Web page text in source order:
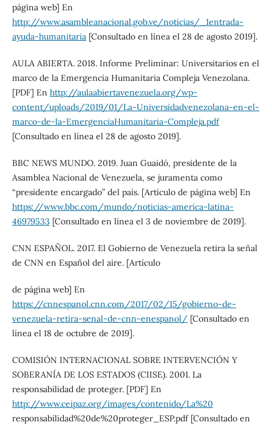
página web] En
http://www.asambleanacional.gob.ve/noticias/_1entrada-
ayuda-humanitaria[Consultado en línea el 28 de agosto 2019].
AULA ABIERTA. 2018. Informe Preliminar: Universitarios en el
marco de la Emergencia Humanitaria Compleja Venezolana.
[PDF] En http://aulaabiertavenezuela.org/wp-
content/uploads/2019/01/La-Universidadvenezolana-en-el-
marco-de-la-EmergenciaHumanitaria-Compleja.pdf
[Consultado en línea el 28 de agosto 2019].
BBC NEWS MUNDO. 2019. Juan Guaidó, presidente de la
Asamblea Nacional de Venezuela, se juramenta como
“presidente encargado” del país. [Artículo de página web] En
https://www.bbc.com/mundo/noticias-america-latina-
46979533 [Consultado en línea el 3 de noviembre de 2019].
CNN ESPAÑOL. 2017. El Gobierno de Venezuela retira la señal
de CNN en Español del aire. [Artículo
de página web] En
https://cnnespanol.cnn.com/2017/02/15/gobierno-de-
venezuela-retira-senal-de-cnn-enespanol/[Consultado en
línea el 18 de octubre de 2019].
COMISIÓN INTERNACIONAL SOBRE INTERVENCIÓN Y
SOBERANÍA DE LOS ESTADOS (CIISE). 2001. La
responsabilidad de proteger. [PDF] En
http://www.ceipaz.org/images/contenido/La%20
responsabilidad%20de%20proteger_ESP.pdf [Consultado en